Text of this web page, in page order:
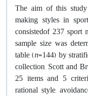
The aim of this
making styles in
consistedof 237 sport
sample size was
table (n=144) by
collection, Scott and
25 items and 5
rational style,